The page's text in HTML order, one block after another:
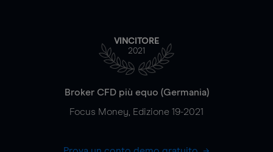
VINCITORE
2021
Broker CFD più equo (Germania)
Focus Money, Edizione 19-2021